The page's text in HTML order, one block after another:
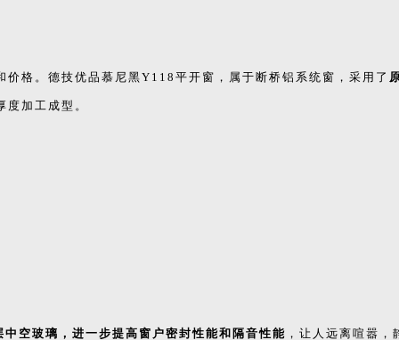
格。德技优品慕尼黑Y118平开窗，属于断桥铝系统窗，采用了
度加工成型。
空玻璃，进一步提高窗户密封性能和隔音性能 ，让人远离喧嚣，